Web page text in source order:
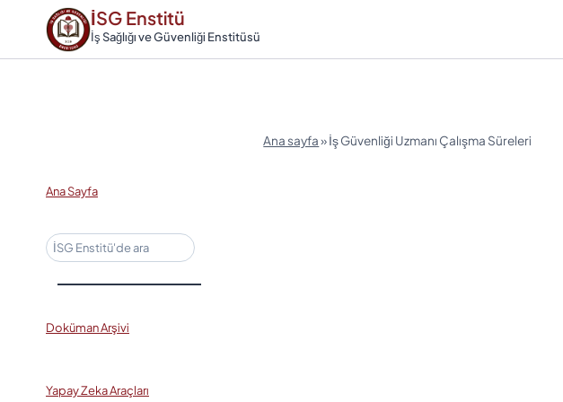
content
İSG Enstitü
İş Sağlığı ve Güvenliği Enstitüsü
Ana sayfa»İş Güvenliği Uzmanı Çalışma Süreleri
Ana Sayfa
Ara
Doküman Arşivi
Yapay Zeka Araçları